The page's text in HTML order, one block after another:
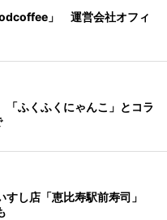
」 運営会社オフィ
「ふくふくにゃんこ」とコラ
すし店「恵比寿駅前寿司」